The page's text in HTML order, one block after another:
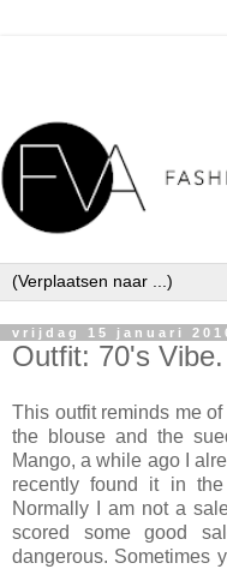
vrijdag 15 januari
Outfit: 70's Vibe.
This outfit reminds me
the blouse and the
Mango, a while ago I
recently found it in
Normally I am not a
scored some good
dangerous. Sometimes